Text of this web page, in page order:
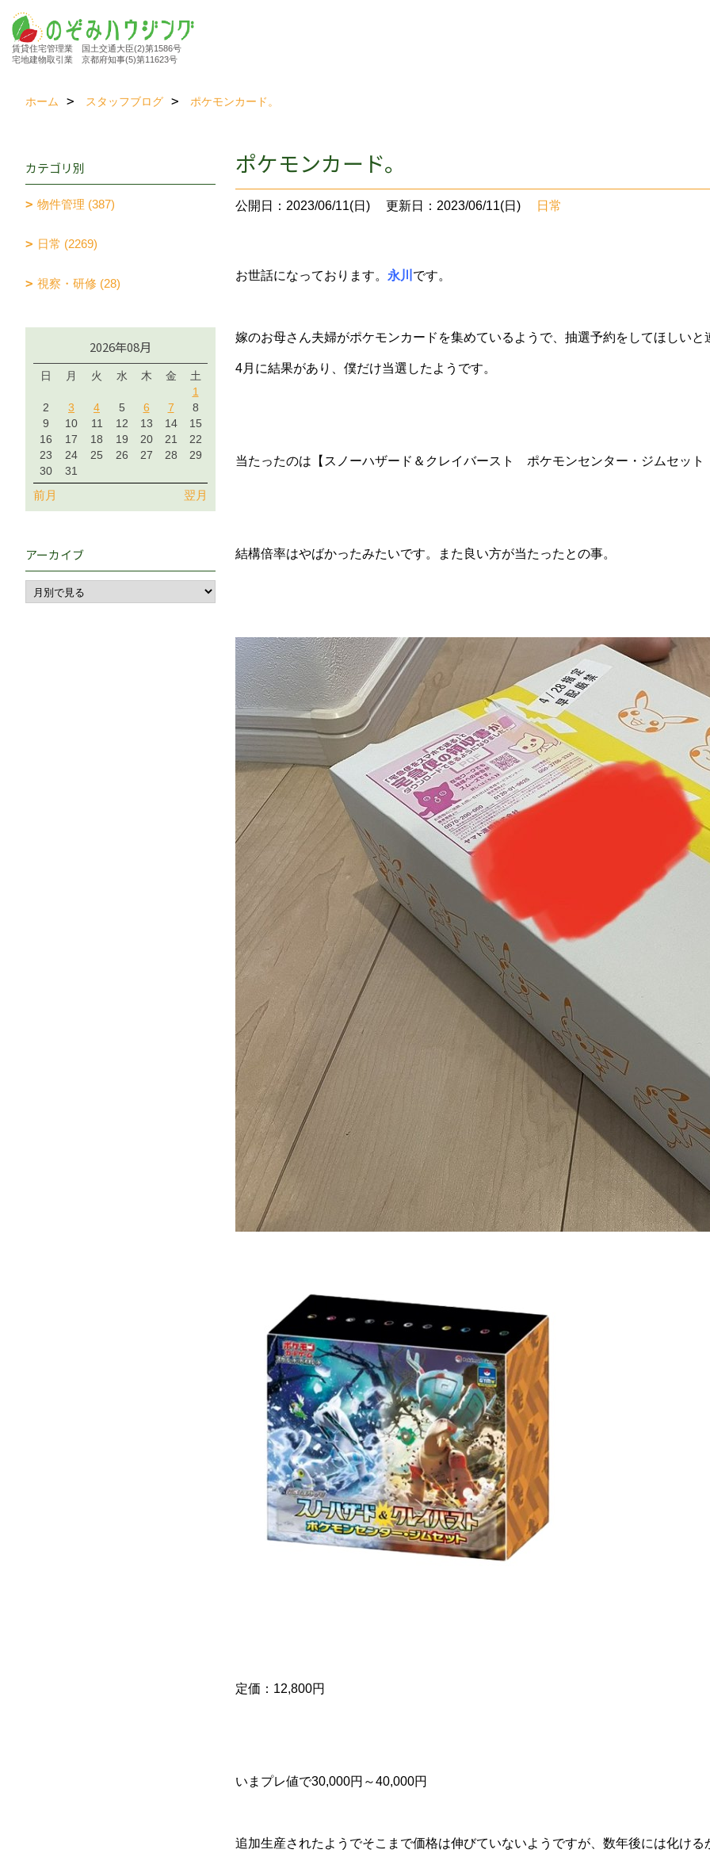
賃貸住宅管理業 国土交通大臣(2)第1586号
宅地建物取引業 京都府知事(5)第11623号
ホーム スタッフブログ ポケモンカード。
ポケモンカード。
公開日：2023/06/11(日) 更新日：2023/06/11(日) 日常
お世話になっております。 永川 です。
嫁のお母さん夫婦がポケモンカードを集めているようで、抽選予約をしてほしいと
4月に結果があり、僕だけ当選したようです。
当たったのは【スノーハザード＆クレイバースト ポケモンセンター・ジムセット
結構倍率はやばかったみたいです。また良い方が当たったとの事。
定価：12,800円
いまプレ値で30,000円～40,000円
追加生産されたようでそこまで価格は伸びていないようですが、数年後には化ける
カテゴリ別
物件管理 (387)
日常 (2269)
視察・研修 (28)
2026年08月
日 月 火 水 木 金
土
1
2
3 4 5 6 7
8
9
10 11 12 13 14
15
16
17 18 19 20 21
22
23
24 25 26 27 28
29
30
31
前月 翌月
アーカイブ